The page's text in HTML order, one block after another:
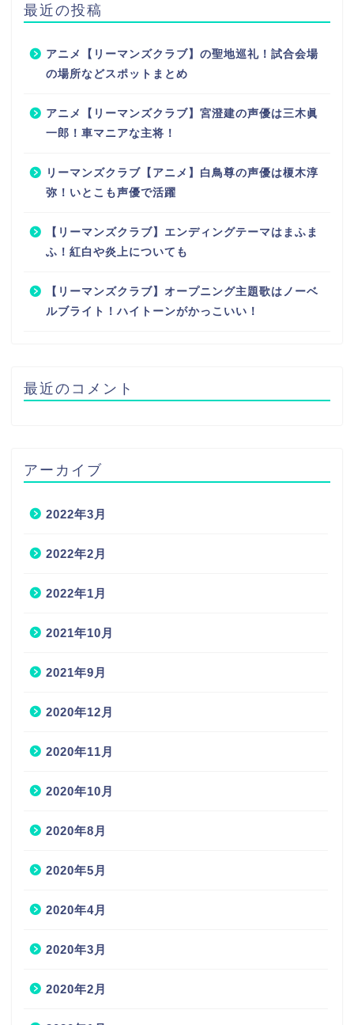
最近の投稿
アニメ【リーマンズクラブ】の聖地巡礼！試合会場
の場所などスポットまとめ
アニメ【リーマンズクラブ】宮澄建の声優は三木眞
一郎！車マニアな主将！
リーマンズクラブ【アニメ】白鳥尊の声優は榎木淳
弥！いとこも声優で活躍
【リーマンズクラブ】エンディングテーマはまふま
ふ！紅白や炎上についても
【リーマンズクラブ】オープニング主題歌はノーベ
ルブライト！ハイトーンがかっこいい！
最近のコメント
アーカイブ
2022年3月
2022年2月
2022年1月
2021年10月
2021年9月
2020年12月
2020年11月
2020年10月
2020年8月
2020年5月
2020年4月
2020年3月
2020年2月